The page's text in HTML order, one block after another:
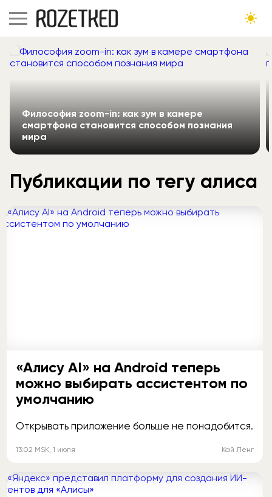
Философия zoom-in: как зум в камере
смартфона становится способом познания
мира
Публикации по тегу алиса
«Алису AI» на Android теперь
можно выбирать ассистентом по
умолчанию
Открывать приложение больше не понадобится.
13:02 MSK, 1 июля Кай Ленг